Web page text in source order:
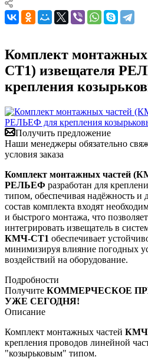
Комплект
СТ1) извещателя
крепления
Получить предложение
Наши менеджеры обязательно
условия заказа
Комплект монтажных частей
РЕЛЬЕФ разработан для
типом, обеспечивая надёжность и
состав комплекта входят
и быстрого монтажа, что
интегрировать извещатель в
КМЧ-СТ1 обеспечивает
минимизируя влияние погодных
воздействий на оборудование.
Подробности
Получите КОММЕРЧЕСКОЕ
УЖЕ СЕГОДНЯ!
Описание
Комплект монтажных частей
крепления проводов линейной
"козырьковым" типом.